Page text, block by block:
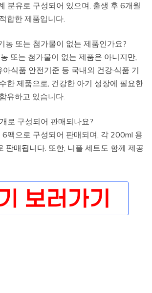
분유로 구성되어 있으며, 출생 후 6개월
합한 제품입니다.
농 또는 첨가물이 없는 제품인가요?
또는 첨가물이 없는 제품은 아니지만,
식품 안전기준 등 국내외 건강·식품 기
한 제품으로, 건강한 아기 성장에 필요한
유하고 있습니다.
로 구성되어 판매되나요?
팩으로 구성되어 판매되며, 각 200ml 용
판매됩니다. 또한, 니플 세트도 함께 제공